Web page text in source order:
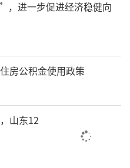
进一步促进经济稳健向
房公积金使用政策
山东12